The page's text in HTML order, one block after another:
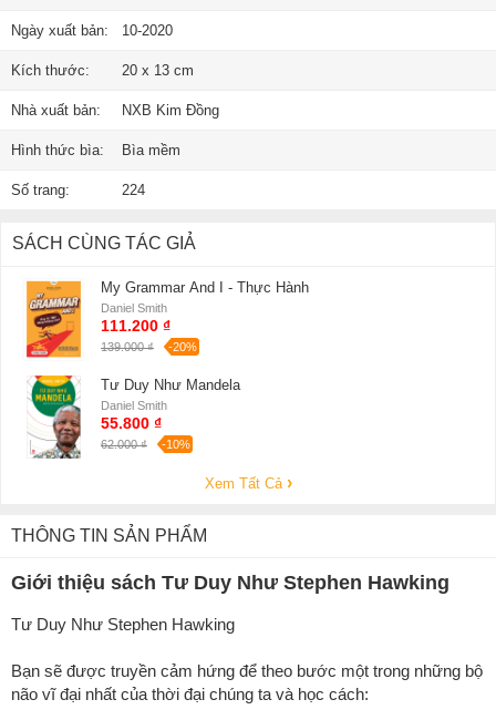
Ngày xuất bản: 10-2020
Kích thước: 20 x 13 cm
Nhà xuất bản: NXB Kim Đồng
Hình thức bìa: Bìa mềm
Số trang: 224
SÁCH CÙNG TÁC GIẢ
My Grammar And I - Thực Hành
Daniel Smith
111.200 ₫
139.000 ₫ -20%
Tư Duy Như Mandela
Daniel Smith
55.800 ₫
62.000 ₫ -10%
Xem Tất Cả
THÔNG TIN SẢN PHẨM
Giới thiệu sách Tư Duy Như Stephen Hawking
Tư Duy Như Stephen Hawking
Bạn sẽ được truyền cảm hứng để theo bước một trong những bộ
não vĩ đại nhất của thời đại chúng ta và học cách: